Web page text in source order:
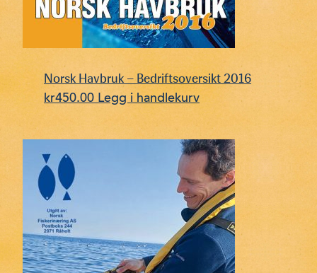
Norsk Havbruk – Bedriftsoversikt 2016
kr450.00 Legg i handlekurv